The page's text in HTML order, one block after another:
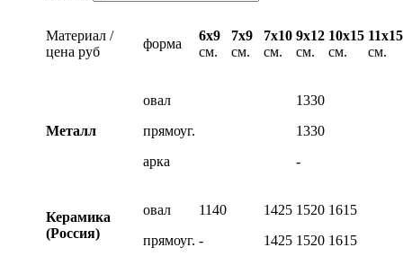
Материал /
цена руб
форма
6х9
см.
7х9
см.
7х10
см.
9х12
см.
10х15
см.
11х15
см.
Металл
овал
прямоуг.
арка
1330
1330
-
Керамика
(Россия)
овал
прямоуг.
1140
-
1425
1425
1520
1520
1615
1615